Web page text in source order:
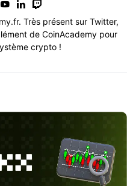
Très présent sur Twitter,
de CoinAcademy pour
crypto !